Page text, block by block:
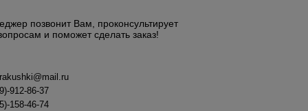
позвонит Вам, проконсультирует
и поможет сделать заказ!
912-86-37
158-46-74